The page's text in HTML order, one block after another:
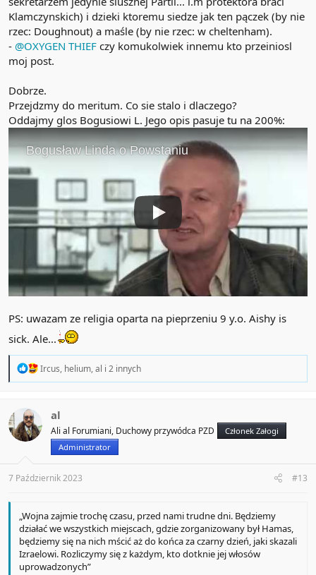
Klamczynskich) i dzieki ktoremu siedze jak ten pączek (by nie
rzec: Doughnout) a maśle (by nie rzec: w cheltenham).
- @OXYGEN THIEF czy komukolwiek innemu kto przeiniosl
moj post.
Dobrze.
Przejdzmy do meritum. Co sie stalo i dlaczego?
Oddajmy glos Bogusiowi L. Jego opis pasuje tu na 200%:
PS: uwazam ze religia oparta na pieprzeniu 9 y.o. Aishy is
sick. Ale...
R
i
o
Ircus, helium,al i 2 innych
al
Ali al Forumiani, Duchowy przywódca PZD
Członek Załogi
Administrator
7 Październik 2023 #13
„Wojna zajmie trochę czasu, przed nami trudne dni. Będziemy
działać we wszystkich miejscach, gdzie zorganizowany był Hamas,
będziemy się na nich mścić aż do końca za czarny dzień, jaki skazali
Izraelowi. Rozliczymy się z każdym, kto dotknie jej włosów
uprowadzonych”